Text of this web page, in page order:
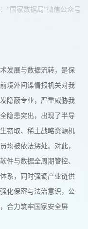
“国家数据局”微信公众号
发展与数据流转，是保
境外间谍情报机关对我
隐蔽专业，严重威胁我
隐患突出，出现了半导
窃取、稀土战略资源机
均被依法惩处。对此，
件与数据全周期管控、
系，同时强调产业链供
化保密与法治意识，公
合力筑牢国家安全屏